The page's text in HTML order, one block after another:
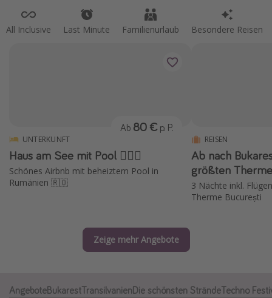
All Inclusive Last Minute Familienurlaub Besondere Reisen
Pauschalreisen
Gozo Urlaub
Normandie Urlaub
Goa Urlaub
Japan Rundreise
UNTERKUNFT
Haus am See mit Pool 🏊🏻‍♂️
Schönes Airbnb mit beheiztem Pool in
Rumänien 🇷🇴
Ab 80 € p. P.
REISEN
Ab nach
größten
3 Nächte inkl.
Therme București
Zeige mehr Angebote
AngeboteBukarestTransilvanienDie schönsten SträndeTechno